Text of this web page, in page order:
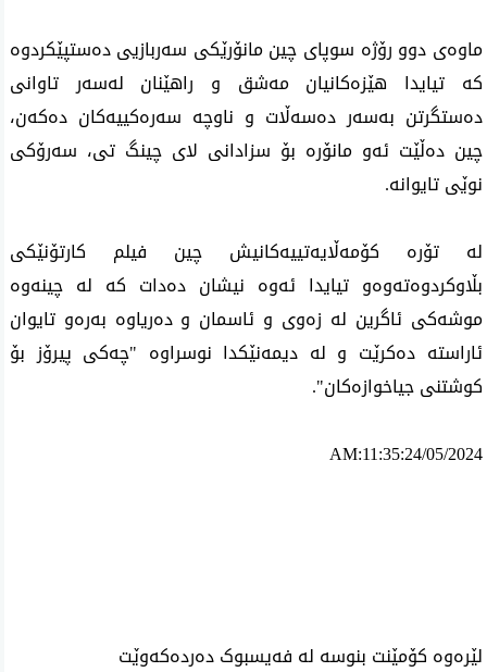
ماوه‌ی دوو رۆژه‌ سوپای چین مانۆرێكی سه‌ربازیی ده‌ستپێكردوه‌
كه‌ تیایدا هێزه‌كانیان مه‌شق و راهێنان له‌سه‌ر تاوانی
ده‌ستگرتن به‌سه‌ر ده‌سه‌ڵات و ناوچه‌ سه‌ره‌كییه‌كان ده‌كه‌ن،
چین ده‌ڵێت ئه‌و مانۆره‌ بۆ سزادانی لای چینگ تی، سه‌رۆكی
نوێی تایوانه‌.
له‌ تۆره‌ كۆمه‌ڵایه‌تییه‌كانیش چین فیلم كارتۆنێكی
بڵاوكردوه‌ته‌وه‌و تیایدا ئه‌وه‌ نیشان ده‌دات كه‌ له‌ چینه‌وه‌
موشه‌كی ئاگرین له‌ زه‌وی و ئاسمان و ده‌ریاوه‌ به‌ره‌و تایوان
ئاراسته‌ ده‌كرێت و له‌ دیمه‌نێكدا نوسراوه‌ "چه‌كی پیرۆز بۆ
كوشتنی جیاخوازه‌كان".
AM:11:35:24/05/2024
لێرەوە کۆمێنت بنوسە لە فەیسبوک دەردەکەوێت